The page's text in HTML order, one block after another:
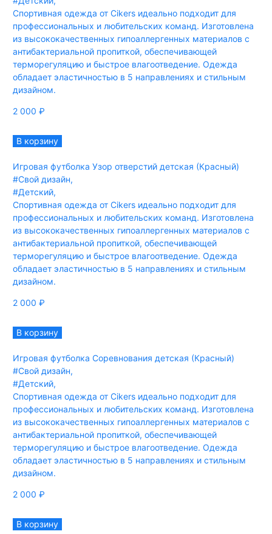
Спортивная одежда от Cikers идеально подходит для
профессиональных и любительских команд. Изготовлена
из высококачественных гипоаллергенных материалов с
антибактериальной пропиткой, обеспечивающей
терморегуляцию и быстрое влагоотведение. Одежда
обладает эластичностью в 5 направлениях и стильным
дизайном.
2 000 ₽
В корзину
Игровая футболка Узор отверстий детская (Красный)
#Свой дизайн,
#Детский,
Спортивная одежда от Cikers идеально подходит для
профессиональных и любительских команд. Изготовлена
из высококачественных гипоаллергенных материалов с
антибактериальной пропиткой, обеспечивающей
терморегуляцию и быстрое влагоотведение. Одежда
обладает эластичностью в 5 направлениях и стильным
дизайном.
2 000 ₽
В корзину
Игровая футболка Соревнования детская (Красный)
#Свой дизайн,
#Детский,
Спортивная одежда от Cikers идеально подходит для
профессиональных и любительских команд. Изготовлена
из высококачественных гипоаллергенных материалов с
антибактериальной пропиткой, обеспечивающей
терморегуляцию и быстрое влагоотведение. Одежда
обладает эластичностью в 5 направлениях и стильным
дизайном.
2 000 ₽
В корзину